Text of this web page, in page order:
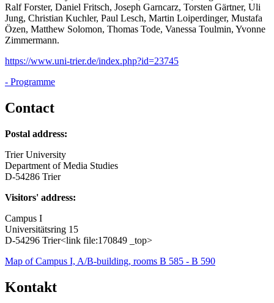
Ralf Forster, Daniel Fritsch, Joseph Garncarz, Torsten Gärtner, Uli
Jung, Christian Kuchler, Paul Lesch, Martin Loiperdinger, Mustafa
Özen, Matthew Solomon, Thomas Tode, Vanessa Toulmin, Yvonne
Zimmermann.
https://www.uni-trier.de/index.php?id=23745
- Programme
Contact
Postal address:
Trier University
Department of Media Studies
D-54286 Trier
Visitors' address:
Campus I
Universitätsring 15
D-54296 Trier<link file:170849 _top>
Map of Campus I, A/B-building, rooms B 585 - B 590
Kontakt